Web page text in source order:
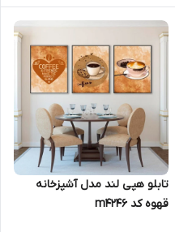
تابلو هپی لند مدل آشپزخانه
قهوه کد m4246